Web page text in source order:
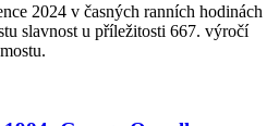
2024 v časných ranních hodinách
slavnost u příležitosti 667. výročí